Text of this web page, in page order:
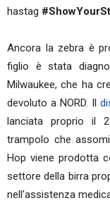
hastag
Ancora la zebra è
figlio è stata
Milwaukee, che ha
devoluto a NORD. Il
lanciata proprio il
trampolo che
Hop viene prodotta
settore della birra
nell'assistenza